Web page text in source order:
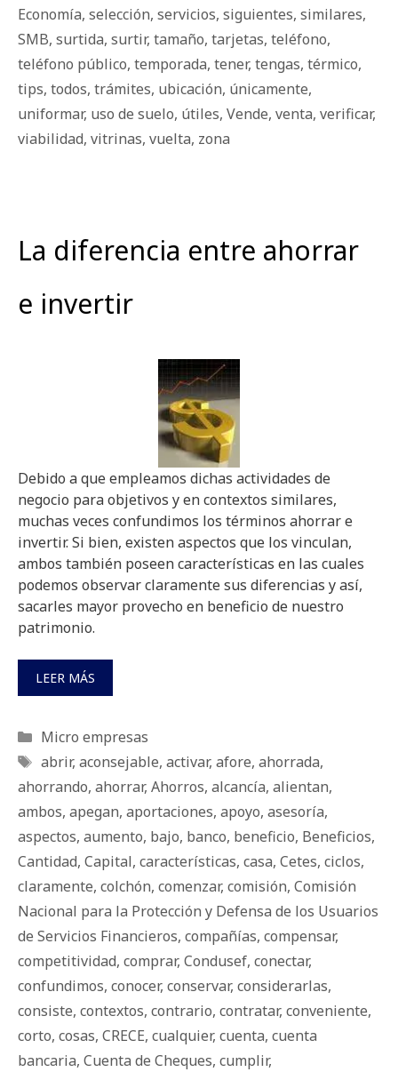
Economía, selección, servicios, siguientes, similares,
SMB, surtida, surtir, tamaño, tarjetas, teléfono,
teléfono público, temporada, tener, tengas, térmico,
tips, todos, trámites, ubicación, únicamente,
uniformar, uso de suelo, útiles, Vende, venta, verificar,
viabilidad, vitrinas, vuelta, zona
La diferencia entre ahorrar
e invertir
Debido a que empleamos dichas actividades de
negocio para objetivos y en contextos similares,
muchas veces confundimos los términos ahorrar e
invertir. Si bien, existen aspectos que los vinculan,
ambos también poseen características en las cuales
podemos observar claramente sus diferencias y así,
sacarles mayor provecho en beneficio de nuestro
patrimonio.
LEER MÁS
Categorías
Micro empresas
Etiquetas
abrir, aconsejable, activar, afore, ahorrada,
ahorrando, ahorrar, Ahorros, alcancía, alientan,
ambos, apegan, aportaciones, apoyo, asesoría,
aspectos, aumento, bajo, banco, beneficio, Beneficios,
Cantidad, Capital, características, casa, Cetes, ciclos,
claramente, colchón, comenzar, comisión, Comisión
Nacional para la Protección y Defensa de los Usuarios
de Servicios Financieros, compañías, compensar,
competitividad, comprar, Condusef, conectar,
confundimos, conocer, conservar, considerarlas,
consiste, contextos, contrario, contratar, conveniente,
corto, cosas, CRECE, cualquier, cuenta, cuenta
bancaria, Cuenta de Cheques, cumplir,